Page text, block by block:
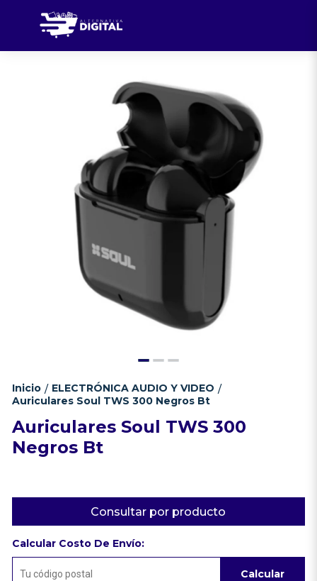
Inicio / ELECTRÓNICA AUDIO Y VIDEO /
Auriculares Soul TWS 300 Negros Bt
Auriculares Soul TWS 300
Negros Bt
Consultar por producto
Calcular Costo De Envío:
Calcular